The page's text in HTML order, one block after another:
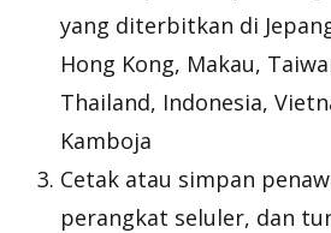
yang diterbitkan di
Hong Kong, Makau,
Thailand, Indonesia,
Kamboja
Cetak atau simpan
perangkat seluler, dan